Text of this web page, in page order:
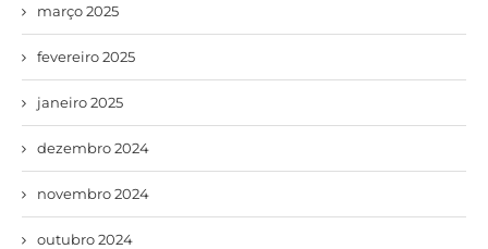
março 2025
fevereiro 2025
janeiro 2025
dezembro 2024
novembro 2024
outubro 2024